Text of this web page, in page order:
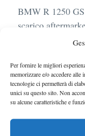
Per fornire le migliori
memorizzare e/o accedere
tecnologie ci permetterà di
unici su questo sito. Non
su alcune caratteristiche e
BMW R 1250
scarico
Audi Q4 e-Tron
termine
Ufficiale l’arrivo
obbligatori in
Le